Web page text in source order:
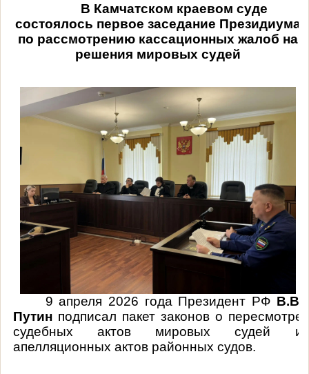
В Камчатском краевом суде
состоялось первое заседание Президиума
по рассмотрению кассационных жалоб на
решения мировых судей
9 апреля 2026 года Президент РФ В.В.
Путинподписал пакет законов о пересмотре
судебных актов мировых судей и
апелляционных актов районных судов.